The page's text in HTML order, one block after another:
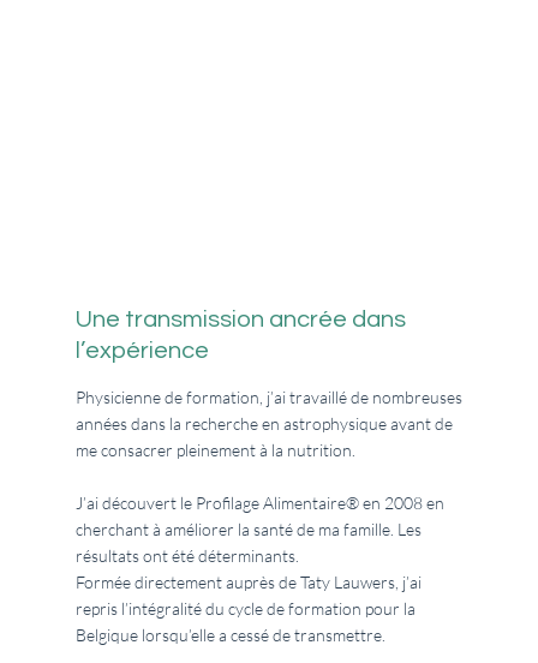
Une transmission ancrée dans
l’expérience
Physicienne de formation, j’ai travaillé de nombreuses
années dans la recherche en astrophysique avant de
me consacrer pleinement à la nutrition.
J’ai découvert le Profilage Alimentaire® en 2008 en
cherchant à améliorer la santé de ma famille. Les
résultats ont été déterminants.
Formée directement auprès de Taty Lauwers, j’ai
repris l’intégralité du cycle de formation pour la
Belgique lorsqu’elle a cessé de transmettre.